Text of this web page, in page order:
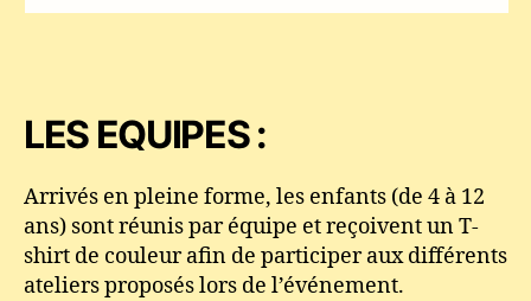
LES EQUIPES :
Arrivés en pleine forme, les enfants (de 4 à 12
ans) sont réunis par équipe et reçoivent un T-
shirt de couleur afin de participer aux différents
ateliers proposés lors de l’événement.